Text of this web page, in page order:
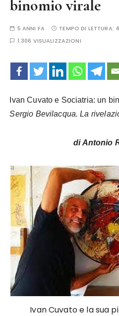
binomio virale
5 ANNI FA TEMPO DI LETTURA:
1.306 VISUALIZZAZIONI
Ivan Cuvato e Sociatria: un
Sergio Bevilacqua. La
di Antonio
Ivan Cuvato e la sua